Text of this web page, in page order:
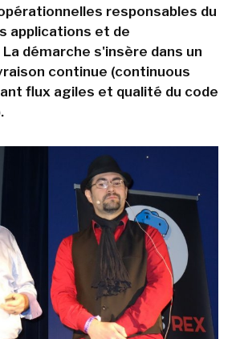
responsables du
applications et de
démarche s'insère dans un
continue (continuous
flux agiles et qualité du code